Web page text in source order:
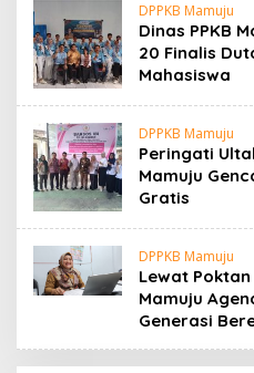
DPPKB Mamuju
Dinas PPKB
20 Finalis
Mahasiswa
DPPKB Mamuju
Peringati
Mamuju
Gratis
DPPKB Mamuju
Lewat Poktan
Mamuju
Generasi